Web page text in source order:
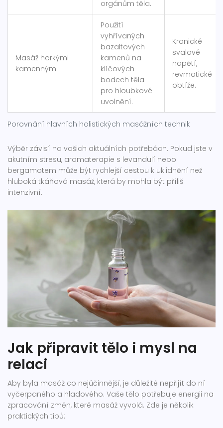
Porovnání hlavních holistických masážních technik
orgánům těla.
Masáž horkými
kamennými
Použití
vyhřívaných
bazaltových
kamenů na
klíčových
bodech těla
pro hloubkové
uvolnění.
Kronické
svalové
napětí,
revmatické
obtíže.
Výběr závisí na vašich aktuálních potřebách. Pokud jste v
akutním stresu, aromaterapie s levandulí nebo
bergamotem může být rychlejší cestou k uklidnění než
hluboká tkáňová masáž, která by mohla být příliš
intenzivní.
Jak připravit tělo i mysl na
relaci
Aby byla masáž co nejúčinnější, je důležité nepřijít do ní
vyčerpaného a hladového. Vaše tělo potřebuje energii na
zpracování změn, které masáž vyvolá. Zde je několik
praktických tipů: